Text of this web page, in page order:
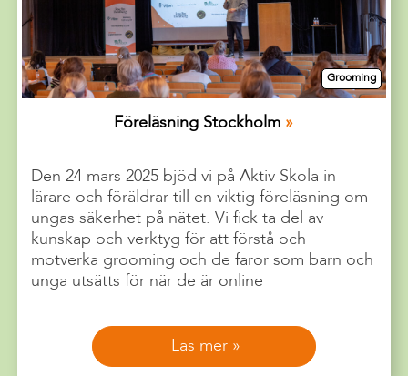
Grooming
Föreläsning Stockholm
Den 24 mars 2025 bjöd vi på Aktiv Skola in
lärare och föräldrar till en viktig föreläsning om
ungas säkerhet på nätet. Vi fick ta del av
kunskap och verktyg för att förstå och
motverka grooming och de faror som barn och
unga utsätts för när de är online
Läs mer